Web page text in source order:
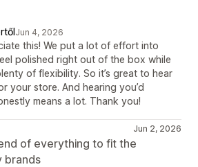
Jun 4, 2026
this! We put a lot of effort into
polished right out of the box while
of flexibility. So it’s great to hear
your store. And hearing you’d
means a lot. Thank you!
Jun 2, 2026
of everything to fit the
brands